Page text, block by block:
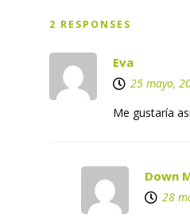
2 RESPONSES
Eva
25 mayo,
Me gustaría
Down
28